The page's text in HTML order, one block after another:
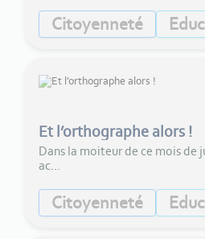
Citoyenneté
Et l’orthographe alors !
Dans la moiteur de ce mois de
ac...
Citoyenneté